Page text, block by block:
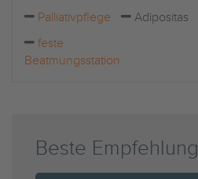
Palliativpflege
Adipositas
feste
Beatmungsstation
Beste Empfehlung